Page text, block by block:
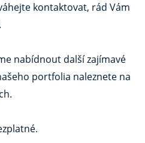
kontaktovat, rád Vám
nabídnout další zajímavé
portfolia naleznete na